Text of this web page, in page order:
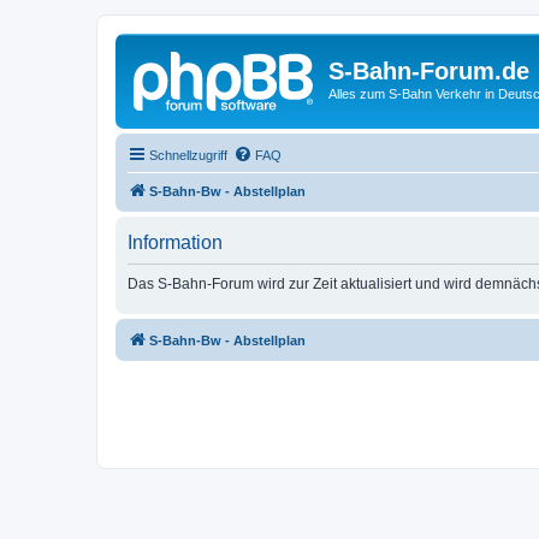
S-Bahn-Forum.de
Alles zum S-Bahn Verkehr in
Schnellzugriff FAQ
S-Bahn-Bw - Abstellplan
Information
Das S-Bahn-Forum wird zur Zeit aktualisiert und wird
S-Bahn-Bw - Abstellplan